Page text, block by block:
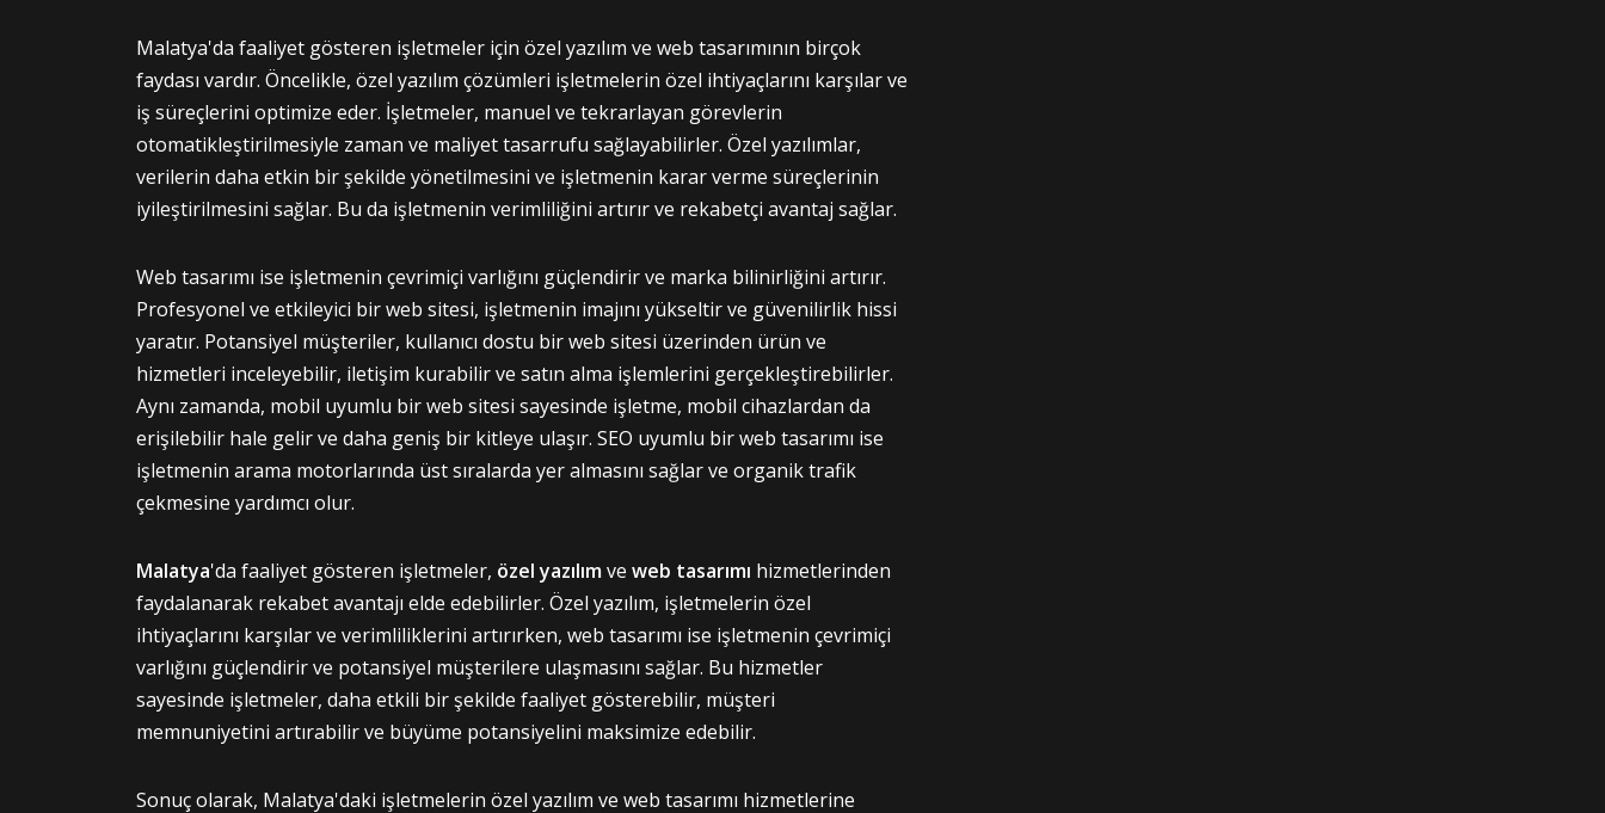
Malatya'da faaliyet gösteren işletmeler için özel yazılım ve web tasarımının birçok
faydası vardır. Öncelikle, özel yazılım çözümleri işletmelerin özel ihtiyaçlarını karşılar ve
iş süreçlerini optimize eder. İşletmeler, manuel ve tekrarlayan görevlerin
otomatikleştirilmesiyle zaman ve maliyet tasarrufu sağlayabilirler. Özel yazılımlar,
verilerin daha etkin bir şekilde yönetilmesini ve işletmenin karar verme süreçlerinin
iyileştirilmesini sağlar. Bu da işletmenin verimliliğini artırır ve rekabetçi avantaj sağlar.
Web tasarımı ise işletmenin çevrimiçi varlığını güçlendirir ve marka bilinirliğini artırır.
Profesyonel ve etkileyici bir web sitesi, işletmenin imajını yükseltir ve güvenilirlik hissi
yaratır. Potansiyel müşteriler, kullanıcı dostu bir web sitesi üzerinden ürün ve
hizmetleri inceleyebilir, iletişim kurabilir ve satın alma işlemlerini gerçekleştirebilirler.
Aynı zamanda, mobil uyumlu bir web sitesi sayesinde işletme, mobil cihazlardan da
erişilebilir hale gelir ve daha geniş bir kitleye ulaşır. SEO uyumlu bir web tasarımı ise
işletmenin arama motorlarında üst sıralarda yer almasını sağlar ve organik trafik
çekmesine yardımcı olur.
Malatya'da faaliyet gösteren işletmeler, özel yazılımve web tasarımı hizmetlerinden
faydalanarak rekabet avantajı elde edebilirler. Özel yazılım, işletmelerin özel
ihtiyaçlarını karşılar ve verimliliklerini artırırken, web tasarımı ise işletmenin çevrimiçi
varlığını güçlendirir ve potansiyel müşterilere ulaşmasını sağlar. Bu hizmetler
sayesinde işletmeler, daha etkili bir şekilde faaliyet gösterebilir, müşteri
memnuniyetini artırabilir ve büyüme potansiyelini maksimize edebilir.
Sonuç olarak, Malatya'daki işletmelerin özel yazılım ve web tasarımı hizmetlerine